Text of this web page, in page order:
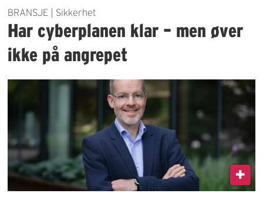
BRANSJE | Sikkerhet
Har cyberplanen klar – men øver
ikke på angrepet